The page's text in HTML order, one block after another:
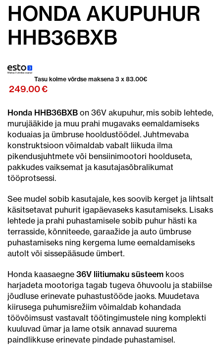
HONDA AKUPUHUR
HHB36BXB
Tasu kolme võrdse maksena 3 x 83.00€
249.00€
Honda HHB36BXB on 36V akupuhur, mis sobib lehtede,
murujääkide ja muu prahi mugavaks eemaldamiseks
koduaias ja ümbruse hooldustöödel. Juhtmevaba
konstruktsioon võimaldab vabalt liikuda ilma
pikendusjuhtmete või bensiinimootori hoolduseta,
pakkudes vaiksemat ja kasutajasõbralikumat
tööprotsessi.
See mudel sobib kasutajale, kes soovib kerget ja lihtsalt
käsitsetavat puhurit igapäevaseks kasutamiseks. Lisaks
lehtede ja prahi puhastamisele sobib puhur hästi ka
terrasside, kõnniteede, garaažide ja auto ümbruse
puhastamiseks ning kergema lume eemaldamiseks
autolt või sissepääsude ümbert.
Honda kaasaegne 36V liitiumaku süsteem koos
harjadeta mootoriga tagab tugeva õhuvoolu ja stabiilse
jõudluse erinevate puhastustööde jaoks. Muudetava
kiirusega puhumisrežiim võimaldab kohandada
töövõimsust vastavalt töötingimustele ning komplekti
kuuluvad ümar ja lame otsik annavad suurema
paindlikkuse erinevate pindade puhastamisel.